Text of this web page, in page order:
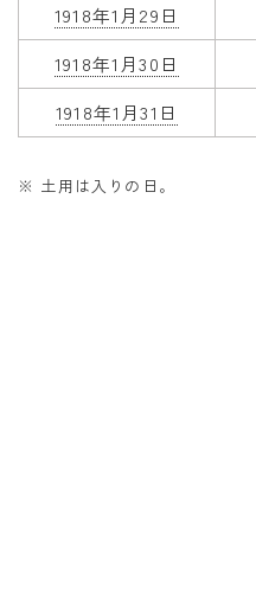
1918年1月29日
1918年1月30日
1918年1月31日
※ 土用は入りの日。